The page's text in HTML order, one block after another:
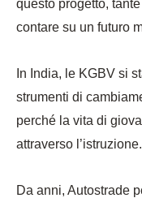
questo progetto,
contare su un futuro
In India, le KGBV si
strumenti di
perché la vita di
attraverso l’istruzione.
Da anni, Autostrade